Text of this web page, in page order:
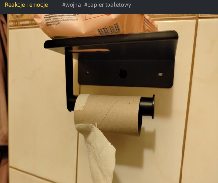
Reakcje i emocje #wojna #papier toaletowy